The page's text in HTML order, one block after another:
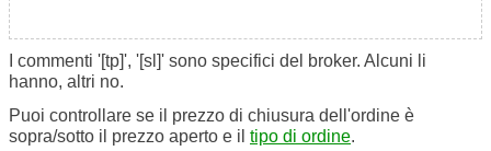
I commenti '[tp]', '[sl]' sono specifici del broker. Alcuni li
hanno, altri no.
Puoi controllare se il prezzo di chiusura dell'ordine è
sopra/sotto il prezzo aperto e il tipo di ordine.